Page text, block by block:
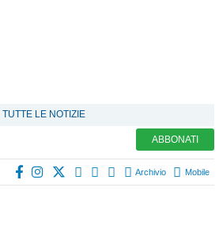
TUTTE LE NOTIZIE
ABBONATI
Archivio Mobile